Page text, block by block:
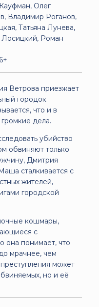
Олег
Владимир Роганов,
Татьяна Лунева,
Роман
Ветрова приезжает
городок
что и в
дела.
убийство
обвиняют только
Дмитрия
сталкивается с
жителей,
городской
кошмары,
с
она понимает, что
мрачнее, чем
преступления может
но и её